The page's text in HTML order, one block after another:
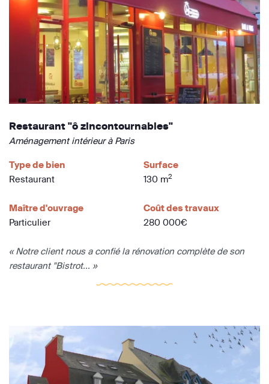
Restaurant "ô zincontournables"
Aménagement intérieur à Paris
Type de bien
Restaurant
Surface
130 m2
Maître d'ouvrage
Particulier
Coût des travaux
280 000€
« Notre client nous a confié la rénovation complète de son
restaurant "Bistrot... »